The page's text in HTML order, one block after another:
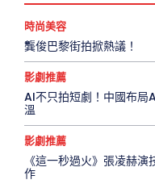
時尚美容
龔俊巴黎街拍掀熱議！
影劇推薦
AI不只拍短劇！中國布
溫
影劇推薦
《這一秒過火》張凌赫
作